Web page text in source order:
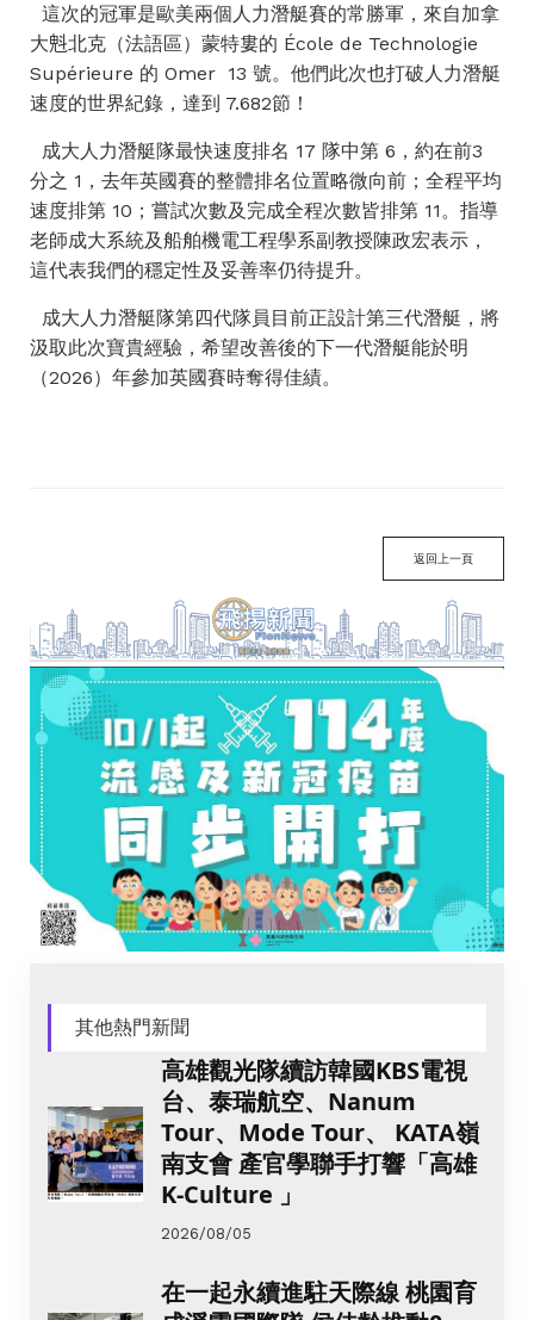
這次的冠軍是歐美兩個人力潛艇賽的常勝軍，來自加拿
大𣁽北克（法語區）蒙特婁的 École de Technologie
Supérieure 的 Omer 13 號。他們此次也打破人力潛艇
速度的世界紀錄，達到 7.682節！
成大人力潛艇隊最快速度排名 17 隊中第 6，約在前3
分之 1，去年英國賽的整體排名位置略微向前；全程平均
速度排第 10；嘗試次數及完成全程次數皆排第 11。指導
老師成大系統及船舶機電工程學系副教授陳政宏表示，
這代表我們的穩定性及妥善率仍待提升。
成大人力潛艇隊第四代隊員目前正設計第三代潛艇，將
汲取此次寶貴經驗，希望改善後的下一代潛艇能於明
（2026）年參加英國賽時奪得佳績。
返回上一頁
其他熱門新聞
高雄觀光隊續訪韓國KBS電視
台、泰瑞航空、Nanum
Tour、Mode Tour、 KATA嶺
南支會 產官學聯手打響「高雄
K-Culture 」
2026/08/05
在一起永續進駐天際線 桃園育